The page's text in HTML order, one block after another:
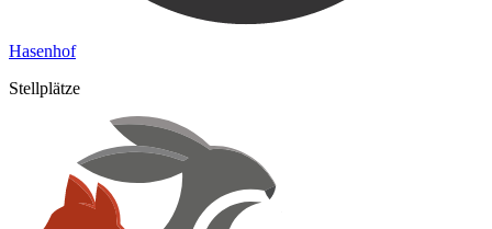
Hasenhof
Stellplätze